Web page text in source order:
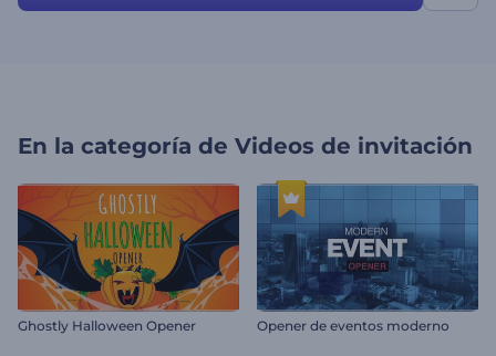
En la categoría de Videos de invitación
Ghostly Halloween Opener Opener de eventos moderno